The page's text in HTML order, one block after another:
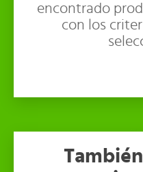
encontrado
con los